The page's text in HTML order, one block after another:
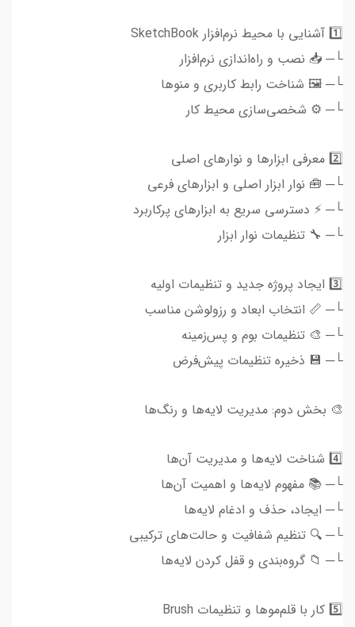
1️⃣ آشنایی با محیط نرم‌افزار SketchBook
└─ 📥 نصب و راه‌اندازی نرم‌افزار
└─ 🖼️ شناخت رابط کاربری و منوها
└─ ⚙️ شخصی‌سازی محیط کار
2️⃣ معرفی ابزارها و نوارهای اصلی
└─ 🧰 نوار ابزار اصلی و ابزارهای فرعی
└─ ⚡ دسترسی سریع به ابزارهای پرکاربرد
└─ 🔧 تنظیمات نوار ابزار
3️⃣ ایجاد پروژه جدید و تنظیمات اولیه
└─ 📏 انتخاب ابعاد و رزولوشن مناسب
└─ 🎨 تنظیمات بوم و پس‌زمینه
└─ 💾 ذخیره تنظیمات پیش‌فرض
🎨 بخش دوم: مدیریت لایه‌ها و رنگ‌ها
4️⃣ شناخت لایه‌ها و مدیریت آن‌ها
└─ 📚 مفهوم لایه‌ها و اهمیت آن‌ها
└─ ایجاد، حذف و ادغام لایه‌ها
└─ 🔍 تنظیم شفافیت و حالت‌های ترکیبی
└─ 📁 گروه‌بندی و قفل کردن لایه‌ها
5️⃣ کار با قلم‌موها و تنظیمات Brush